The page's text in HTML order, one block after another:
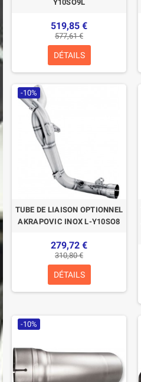
Y10SO9L
519,85 €
577,61 €
DÉTAILS
-10%
TUBE DE LIAISON OPTIONNEL
AKRAPOVIC INOX L-Y10SO8
279,72 €
310,80 €
DÉTAILS
-10%